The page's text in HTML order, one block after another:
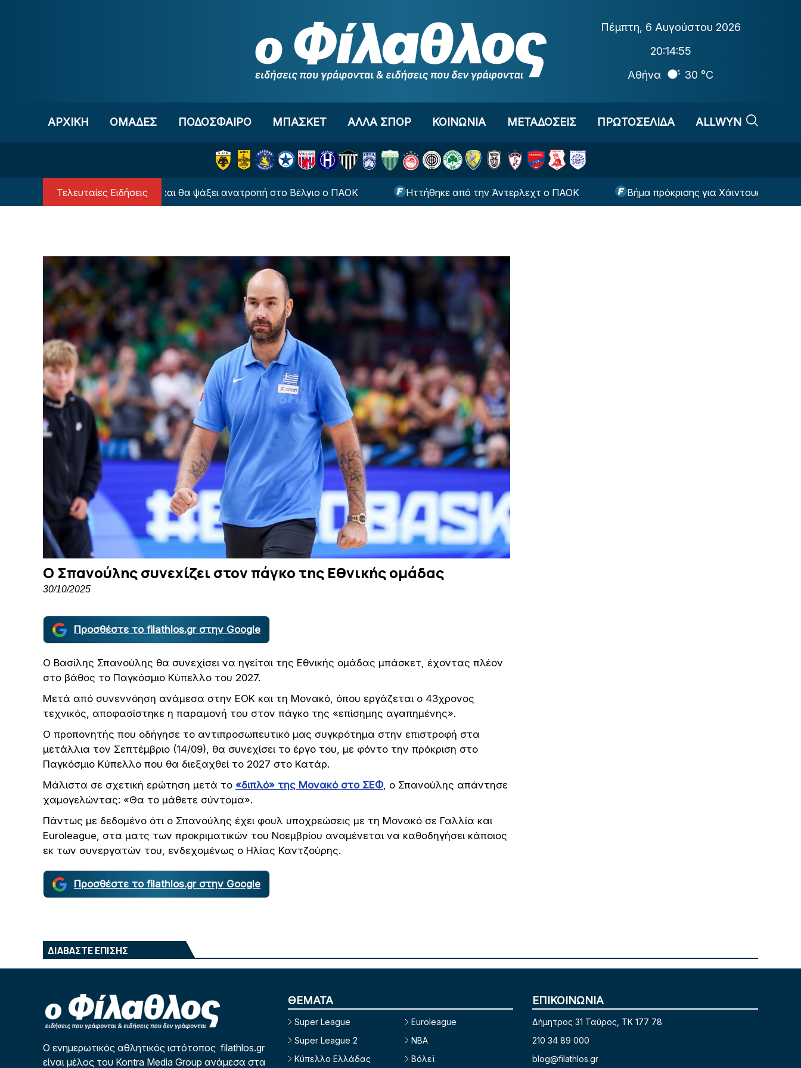
Πέμπτη, 6 Αυγούστου 2026
20:14:56
Αθήνα
30 °C
ΑΡΧΙΚΗ OΜΑΔΕΣ ΠΟΔΟΣΦΑΙΡΟ ΜΠΑΣΚΕΤ ΑΛΛΑ ΣΠΟΡ ΚΟΙΝΩΝΙΑ ΜΕΤΑΔΟΣΕΙΣ ΠΡΩΤΟΣΕΛΙΔΑ ALLWYN
Τελευταίες Ειδήσεις
Κόλλησε στο μηδέν και θα ψάξει ανατροπή στο Βέλγιο ο ΠΑΟΚ Ηττήθηκε από την Άντερλεχτ ο ΠΑΟΚ Βήμα πρόκρισης για Χάιντουκ, Κοπεγχάγη,
Ο Σπανούλης συνεχίζει στον πάγκο της Εθνικής ομάδας
30/10/2025
Προσθέστε το filathlos.gr στην Google
Ο Βασίλης Σπανούλης θα συνεχίσει να ηγείται της Εθνικής ομάδας μπάσκετ, έχοντας πλέον
στο βάθος το Παγκόσμιο Κύπελλο του 2027.
Μετά από συνεννόηση ανάμεσα στην ΕΟΚ και τη Μονακό, όπου εργάζεται ο 43χρονος
τεχνικός, αποφασίστηκε η παραμονή του στον πάγκο της «επίσημης αγαπημένης».
Ο προπονητής που οδήγησε το αντιπροσωπευτικό μας συγκρότημα στην επιστροφή στα
μετάλλια τον Σεπτέμβριο (14/09), θα συνεχίσει το έργο του, με φόντο την πρόκριση στο
Παγκόσμιο Κύπελλο που θα διεξαχθεί το 2027 στο Κατάρ.
Μάλιστα σε σχετική ερώτηση μετά το «διπλό» της Μονακό στο ΣΕΦ, ο Σπανούλης απάντησε
χαμογελώντας: «Θα το μάθετε σύντομα».
Πάντως με δεδομένο ότι ο Σπανούλης έχει φουλ υποχρεώσεις με τη Μονακό σε Γαλλία και
Euroleague, στα ματς των προκριματικών του Νοεμβρίου αναμένεται να καθοδηγήσει κάποιος
εκ των συνεργατών του, ενδεχομένως ο Ηλίας Καντζούρης.
Προσθέστε το filathlos.gr στην Google
ΔΙΑΒΑΣΤΕ ΕΠΙΣΗΣ
Ο ενημερωτικός αθλητικός ιστότοπος filathlos.gr
είναι μέλος του Kontra Media Group ανάμεσα στα
ΘΕΜΑΤΑ
Super League
Super League 2
Κύπελλο Ελλάδας
Euroleague
NBA
Βόλεϊ
ΕΠΙΚΟΙΝΩΝΙΑ
Δήμητρος 31 Ταύρος, TK 177 78
210 34 89 000
blog@filathlos.gr